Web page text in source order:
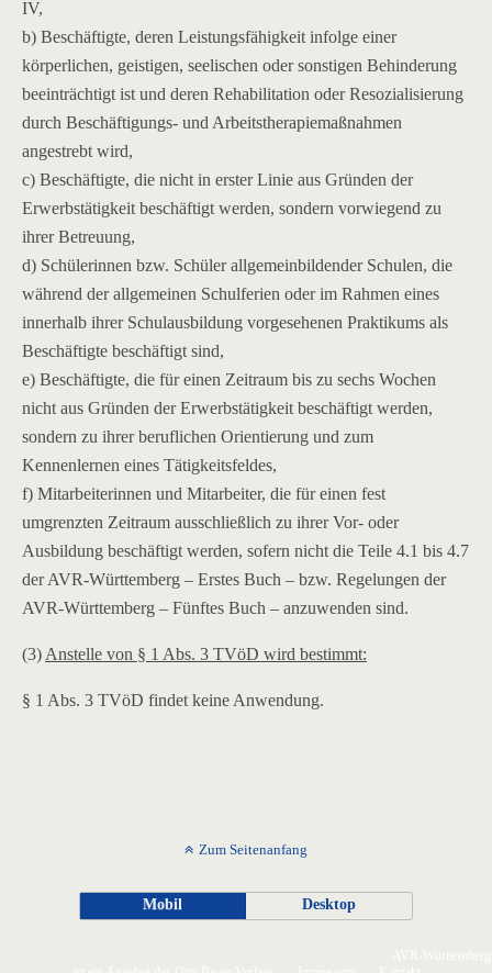
IV,
b) Beschäftigte, deren Leistungsfähigkeit infolge einer
körperlichen, geistigen, seelischen oder sonstigen Behinderung
beeinträchtigt ist und deren Rehabilitation oder Resozialisierung
durch Beschäftigungs- und Arbeitstherapiemaßnahmen
angestrebt wird,
c) Beschäftigte, die nicht in erster Linie aus Gründen der
Erwerbstätigkeit beschäftigt werden, sondern vorwiegend zu
ihrer Betreuung,
d) Schülerinnen bzw. Schüler allgemeinbildender Schulen, die
während der allgemeinen Schulferien oder im Rahmen eines
innerhalb ihrer Schulausbildung vorgesehenen Praktikums als
Beschäftigte beschäftigt sind,
e) Beschäftigte, die für einen Zeitraum bis zu sechs Wochen
nicht aus Gründen der Erwerbstätigkeit beschäftigt werden,
sondern zu ihrer beruflichen Orientierung und zum
Kennenlernen eines Tätigkeitsfeldes,
f) Mitarbeiterinnen und Mitarbeiter, die für einen fest
umgrenzten Zeitraum ausschließlich zu ihrer Vor- oder
Ausbildung beschäftigt werden, sofern nicht die Teile 4.1 bis 4.7
der AVR-Württemberg – Erstes Buch – bzw. Regelungen der
AVR-Württemberg – Fünftes Buch – anzuwenden sind.
(3) Anstelle von § 1 Abs. 3 TVöD wird bestimmt:
§ 1 Abs. 3 TVöD findet keine Anwendung.
Zum Seitenanfang
Mobil Desktop
AVR-Württemberg